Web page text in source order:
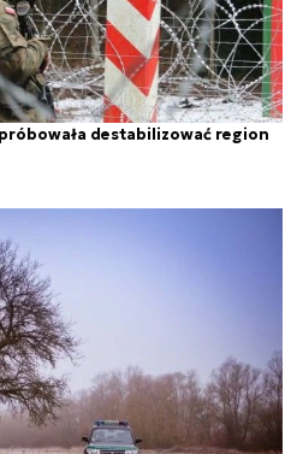
destabilizować region